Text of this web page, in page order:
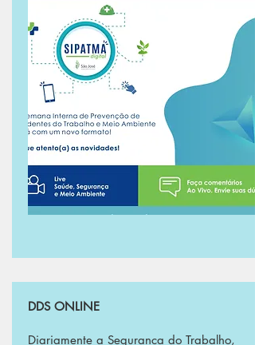
DDS ONLINE
Diariamente a Segurança do Trabalho,